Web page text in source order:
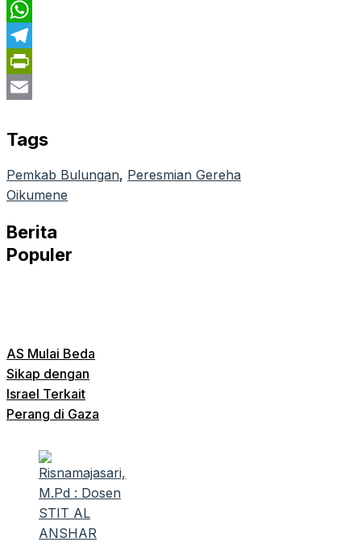
X
WhatsApp
Telegram
PrintFriendly
Tags
Pemkab Bulungan, Peresmian Gereha
Oikumene
Berita
Populer
AS Mulai Beda
Sikap dengan
Israel Terkait
Perang di Gaza